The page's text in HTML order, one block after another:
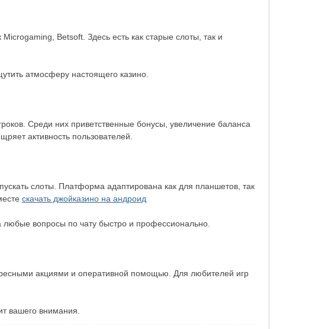
Betsoft. Здесь есть как старые слоты, так и
атмосферу настоящего казино.
Среди них приветственные бонусы, увеличение баланса
активность пользователей.
слоты. Платформа адаптирована как для планшетов, так
скачать джойказино на андроид
любые вопросы по чату быстро и профессионально.
акциями и оперативной помощью. Для любителей игр
вашего внимания.